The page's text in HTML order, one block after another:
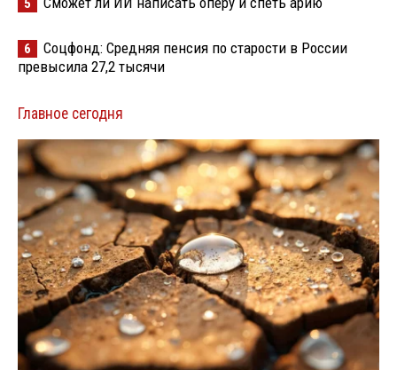
5
6
Соцфонд: Средняя пенсия по старости в России
превысила 27,2 тысячи
Главное сегодня